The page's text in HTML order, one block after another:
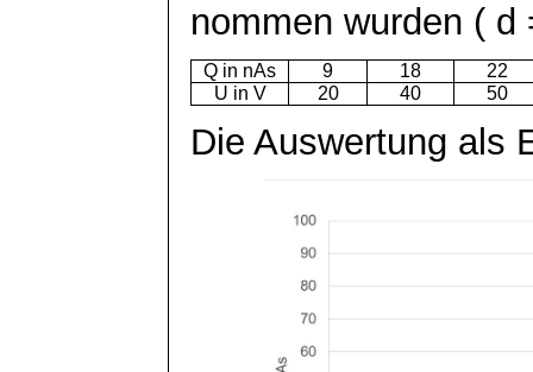
nommen wurden ( d
Q in nAs 9 18
22
U in V
20 40 50
Die Auswertung als